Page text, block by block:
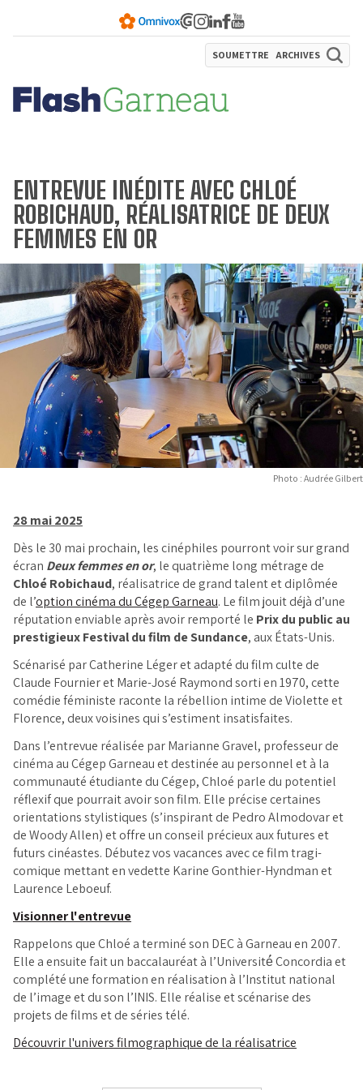
SOUMETTRE ARCHIVES
ENTREVUE INÉDITE AVEC CHLOÉ
ROBICHAUD, RÉALISATRICE DE DEUX
FEMMES EN OR
Photo : Audrée Gilbert
28 mai 2025
Dès le 30 mai prochain, les cinéphiles pourront voir sur grand
écran Deux femmes en or, le quatrième long métrage de
Chloé Robichaud, réalisatrice de grand talent et diplômée
de l’option cinéma du Cégep Garneau. Le film jouit déjà d’une
réputation enviable après avoir remporté le Prix du public au
prestigieux Festival du film de Sundance, aux États-Unis.
Scénarisé par Catherine Léger et adapté du film culte de
Claude Fournier et Marie-José Raymond sorti en 1970, cette
comédie féministe raconte la rébellion intime de Violette et
Florence, deux voisines qui s’estiment insatisfaites.
Dans l’entrevue réalisée par Marianne Gravel, professeur de
cinéma au Cégep Garneau et destinée au personnel et à la
communauté étudiante du Cégep, Chloé parle du potentiel
réflexif que pourrait avoir son film. Elle précise certaines
orientations stylistiques (s’inspirant de Pedro Almodovar et
de Woody Allen) et offre un conseil précieux aux futures et
futurs cinéastes. Débutez vos vacances avec ce film tragi-
comique mettant en vedette Karine Gonthier-Hyndman et
Laurence Leboeuf.
Visionner l'entrevue
Rappelons que Chloé a terminé son DEC à Garneau en 2007.
Elle a ensuite fait un baccalauréat à l’Université́ Concordia et
complété une formation en réalisation à l’Institut national
de l’image et du son l’INIS. Elle réalise et scénarise des
projets de films et de séries télé.
Découvrir l'univers filmographique de la réalisatrice